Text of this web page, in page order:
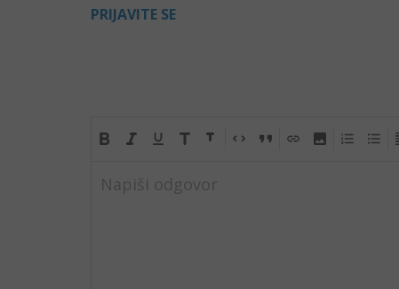
PRIJAVITE SE
Napiši odgovor